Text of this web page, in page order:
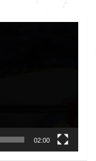
02:00